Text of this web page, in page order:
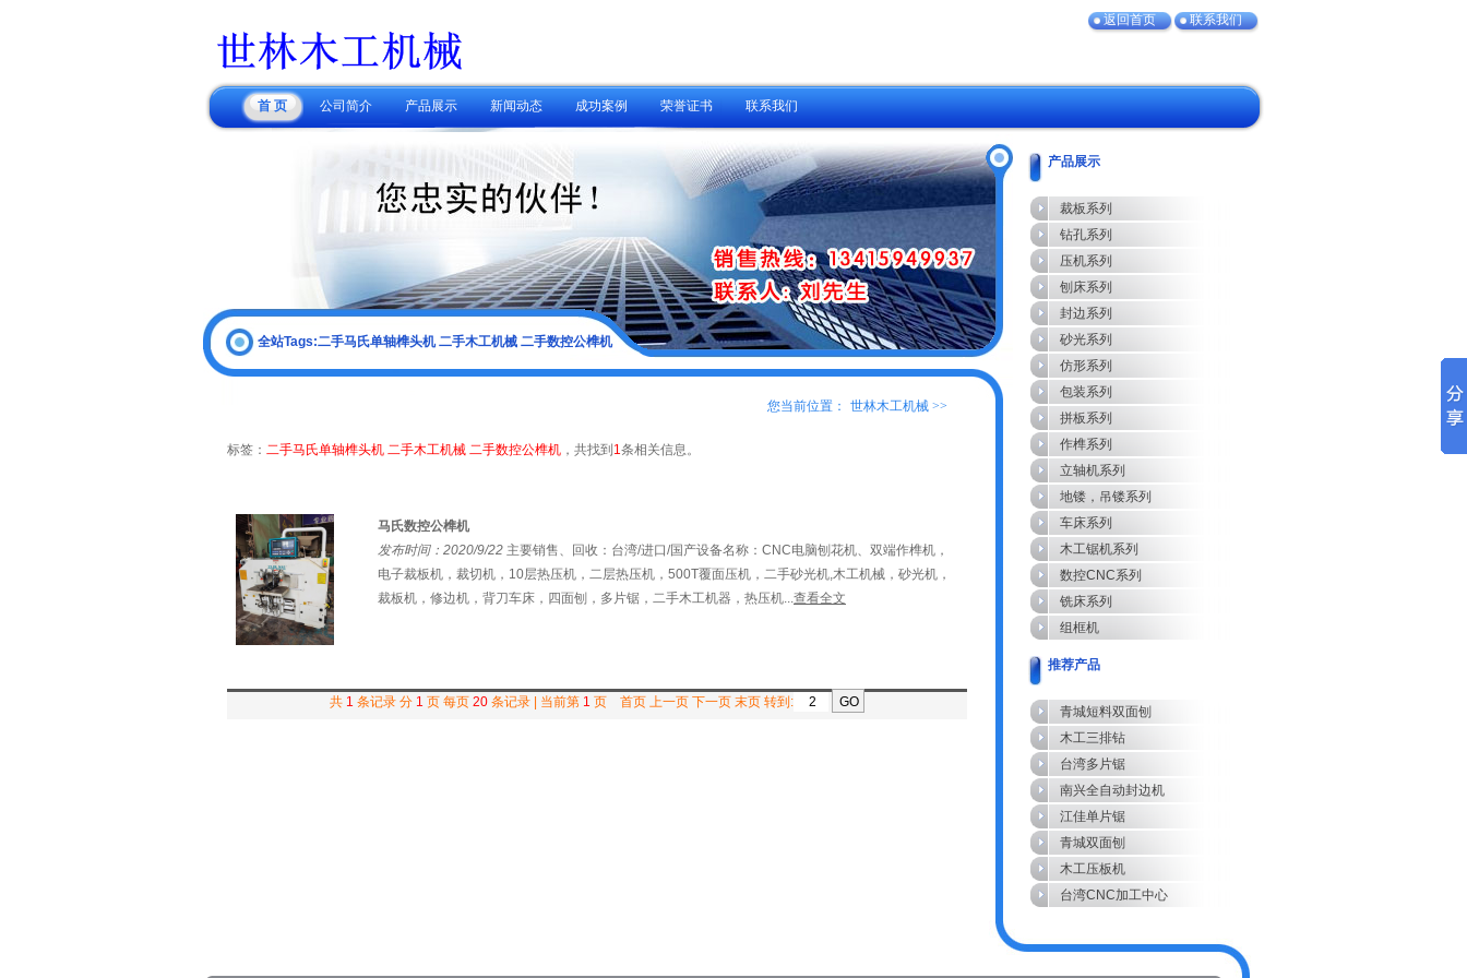
返回首页 联系我们
首 页 公司简介 产品展示 新闻动态 成功案例 荣誉证书 联系我们
全站Tags:二手马氏单轴榫头机 二手木工机械 二手数控公榫机
您当前位置： 世林木工机械 >>
标签： 二手马氏单轴榫头机 二手木工机械 二手数控公榫机 ，共找到 1条相关信息。
马氏数控公榫机
发布时间：2020/9/22 主要销售、回收：台湾/进口/国产设备名称：CNC电脑刨花机、双端作榫机，
电子裁板机，裁切机，10层热压机，二层热压机，500T覆面压机，二手砂光机,木工机械，砂光机，
裁板机，修边机，背刀车床，四面刨，多片锯，二手木工机器，热压机...查看全文
共 1 条记录 分 1 页 每页 20 条记录 | 当前第 1 页 首页 上一页 下一页 末页 转到:
产品展示
裁板系列
钻孔系列
压机系列
刨床系列
封边系列
砂光系列
仿形系列
包装系列
拼板系列
作榫系列
立轴机系列
地镂，吊镂系列
车床系列
木工锯机系列
数控CNC系列
铣床系列
组框机
推荐产品
青城短料双面刨
木工三排钻
台湾多片锯
南兴全自动封边机
江佳单片锯
青城双面刨
木工压板机
台湾CNC加工中心